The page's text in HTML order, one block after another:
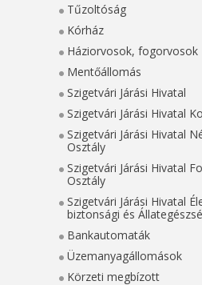
Tűzoltóság
Kórház
Háziorvosok, fogorvosok
Mentőállomás
Szigetvári Járási Hivatal
Szigetvári Járási Hivatal
Szigetvári Járási Hivatal
Osztály
Szigetvári Járási Hivatal
Osztály
Szigetvári Járási Hivatal
biztonsági és
Bankautomaták
Üzemanyagállomások
Körzeti megbízott